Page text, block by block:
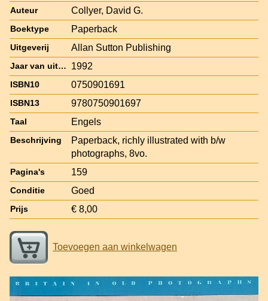
Auteur Collyer, David G.
Boektype Paperback
Uitgeverij Allan Sutton Publishing
Jaar van uitgave 1992
ISBN10 0750901691
ISBN13 9780750901697
Taal Engels
Beschrijving
Paperback, richly illustrated with b/w
photographs, 8vo.
Pagina's 159
Conditie Goed
Prijs € 8,00
Toevoegen aan winkelwagen